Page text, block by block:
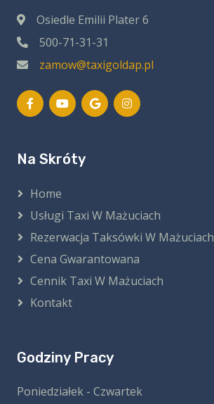
Osiedle Emilii Plater 6
500-71-31-31
zamow@taxigoldap.pl
Na Skróty
Home
Usługi Taxi W Mażuciach
Rezerwacja Taksówki W Mażuciach
Cena Gwarantowana
Cennik Taxi W Mażuciach
Kontakt
Godziny Pracy
Poniedziałek - Czwartek